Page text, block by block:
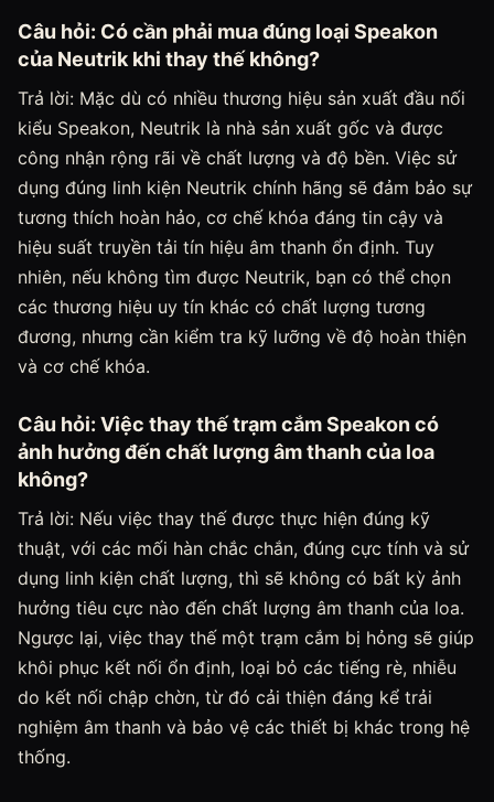
Câu hỏi: Có cần phải mua đúng loại Speakon
của Neutrik khi thay thế không?
Trả lời: Mặc dù có nhiều thương hiệu sản xuất đầu nối
kiểu Speakon, Neutrik là nhà sản xuất gốc và được
công nhận rộng rãi về chất lượng và độ bền. Việc sử
dụng đúng linh kiện Neutrik chính hãng sẽ đảm bảo sự
tương thích hoàn hảo, cơ chế khóa đáng tin cậy và
hiệu suất truyền tải tín hiệu âm thanh ổn định. Tuy
nhiên, nếu không tìm được Neutrik, bạn có thể chọn
các thương hiệu uy tín khác có chất lượng tương
đương, nhưng cần kiểm tra kỹ lưỡng về độ hoàn thiện
và cơ chế khóa.
Câu hỏi: Việc thay thế trạm cắm Speakon có
ảnh hưởng đến chất lượng âm thanh của loa
không?
Trả lời: Nếu việc thay thế được thực hiện đúng kỹ
thuật, với các mối hàn chắc chắn, đúng cực tính và sử
dụng linh kiện chất lượng, thì sẽ không có bất kỳ ảnh
hưởng tiêu cực nào đến chất lượng âm thanh của loa.
Ngược lại, việc thay thế một trạm cắm bị hỏng sẽ giúp
khôi phục kết nối ổn định, loại bỏ các tiếng rè, nhiễu
do kết nối chập chờn, từ đó cải thiện đáng kể trải
nghiệm âm thanh và bảo vệ các thiết bị khác trong hệ
thống.